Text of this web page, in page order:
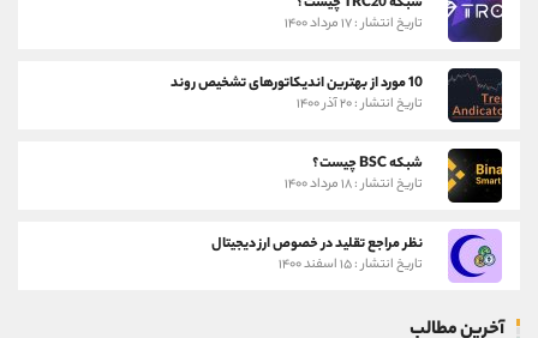
تاریخ انتشار : ۱۷ مرداد ۱۴۰۰
10 مورد از بهترین اندیکاتورهای تشخیص روند
تاریخ انتشار : ۲۰ آذر ۱۴۰۰
شبکه BSC چیست؟
تاریخ انتشار : ۱۸ مرداد ۱۴۰۰
نظر مراجع تقلید در خصوص ارز دیجیتال
تاریخ انتشار : ۱۵ اسفند ۱۴۰۰
آخرین مطالب